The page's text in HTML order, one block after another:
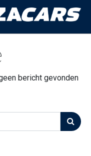
bericht gevonden